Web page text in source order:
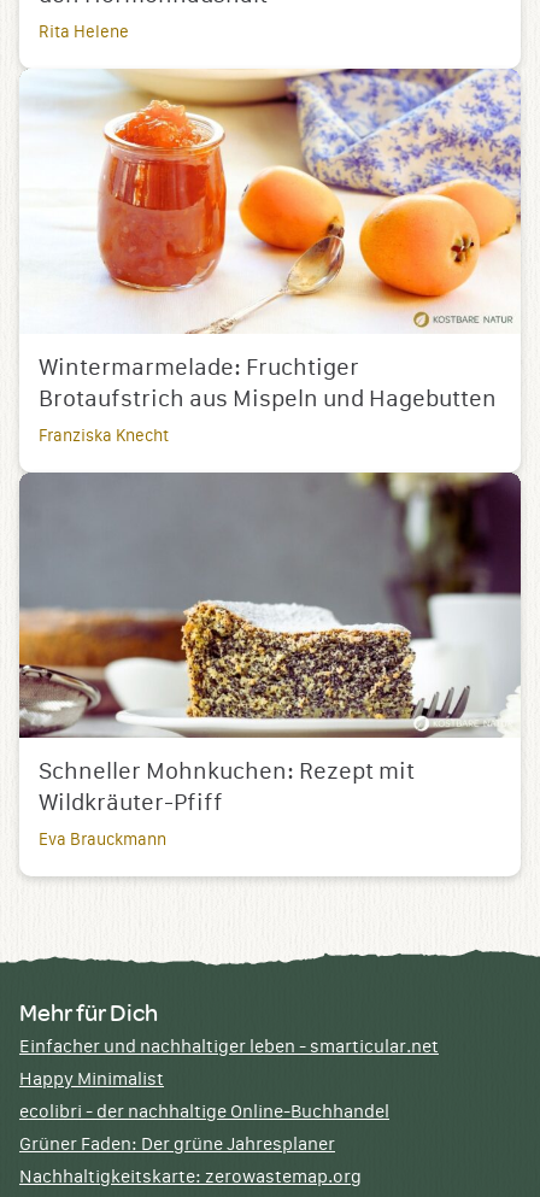
Rita Helene
Wintermarmelade: Fruchtiger
Brotaufstrich aus Mispeln und Hagebutten
Franziska Knecht
Schneller Mohnkuchen: Rezept mit
Wildkräuter-Pfiff
Eva Brauckmann
Mehr für Dich
Einfacher und nachhaltiger leben - smarticular.net
Happy Minimalist
ecolibri - der nachhaltige Online-Buchhandel
Grüner Faden: Der grüne Jahresplaner
Nachhaltigkeitskarte: zerowastemap.org